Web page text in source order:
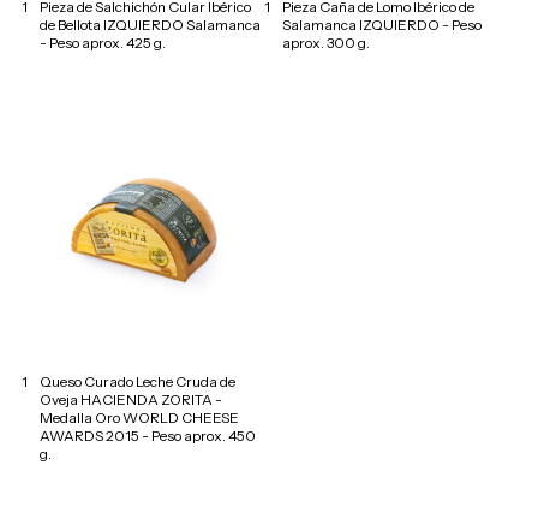
1
Pieza de Salchichón Cular Ibérico
de Bellota IZQUIERDO Salamanca
- Peso aprox. 425 g.
1
Pieza Caña de Lomo Ibérico de
Salamanca IZQUIERDO - Peso
aprox. 300 g.
1
Queso Curado Leche Cruda de
Oveja HACIENDA ZORITA -
Medalla Oro WORLD CHEESE
AWARDS 2015 - Peso aprox. 450
g.